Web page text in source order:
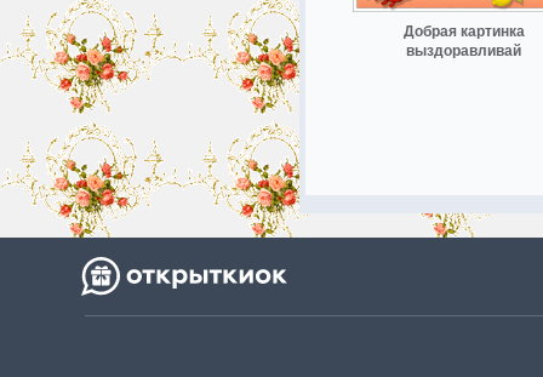
Добрая картинка
выздоравливай